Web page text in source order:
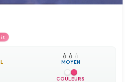
💧 💧 💧
MOYEN
COULEURS